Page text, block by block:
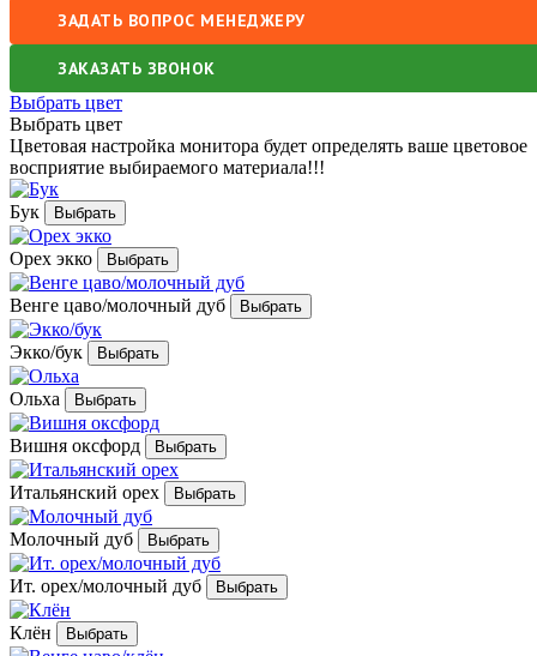
ЗАДАТЬ ВОПРОС МЕНЕДЖЕРУ
ЗАКАЗАТЬ ЗВОНОК
Выбрать цвет
Выбрать цвет
Цветовая настройка монитора будет определять ваше цветовое
восприятие выбираемого материала!!!
Бук
Орех экко
Венге цаво/молочный дуб
Экко/бук
Ольха
Вишня оксфорд
Итальянский орех
Молочный дуб
Ит. орех/молочный дуб
Клён